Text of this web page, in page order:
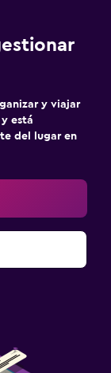
y viajar
está
del lugar en